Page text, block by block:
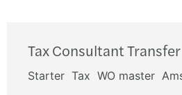
Tax Consultant
Starter Tax WO master